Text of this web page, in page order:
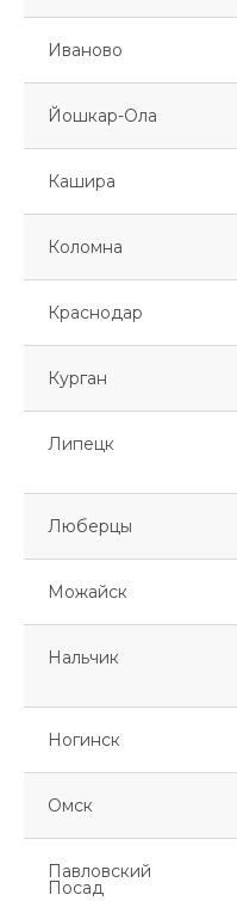
Иваново
Йошкар-Ола
Кашира
Коломна
Краснодар
Курган
Липецк
Люберцы
Можайск
Нальчик
Ногинск
Омск
Павловский
Посад